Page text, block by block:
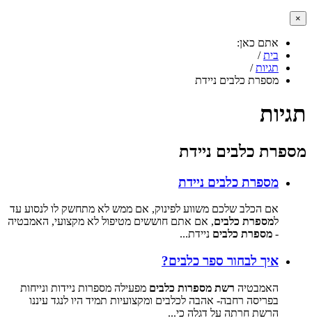
×
אתם כאן:
בית /
תגיות /
מספרת כלבים ניידת
תגיות
מספרת כלבים ניידת
מספרת כלבים ניידת
אם הכלב שלכם משווע לפינוק, אם ממש לא מתחשק לו לנסוע עד
למספרת כלבים, אם אתם חוששים מטיפול לא מקצועי, האמבטיה
- מספרת כלבים ניידת...
איך לבחור ספר כלבים?
האמבטיה רשת מספרות כלבים מפעילה מספרות ניידות ונייחות
בפריסה רחבה- אהבה לכלבים ומקצועיות תמיד היו לנגד עיננו
הרשת חרתה על דגלה כי...